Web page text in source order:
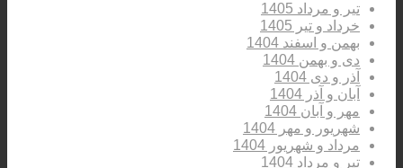
تیر و مرداد 1405
خرداد و تیر 1405
بهمن و اسفند 1404
دی و بهمن 1404
آذر و دی 1404
آبان و آذر 1404
مهر و آبان 1404
شهریور و مهر 1404
مرداد و شهریور 1404
تیر و مرداد 1404